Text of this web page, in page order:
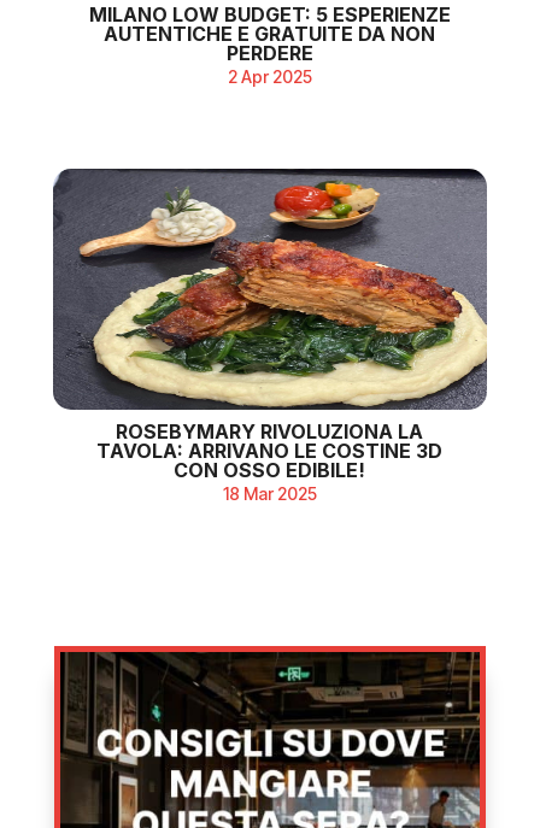
MILANO LOW BUDGET: 5 ESPERIENZE
AUTENTICHE E GRATUITE DA NON
PERDERE
2 Apr 2025
ROSEBYMARY RIVOLUZIONA LA
TAVOLA: ARRIVANO LE COSTINE 3D
CON OSSO EDIBILE!
18 Mar 2025